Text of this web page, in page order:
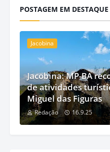
POSTAGEM EM DESTAQUE
Jacobina
Jacobina: MP-BA
de atividades
Miguel das Figuras
Redação 16.9.25